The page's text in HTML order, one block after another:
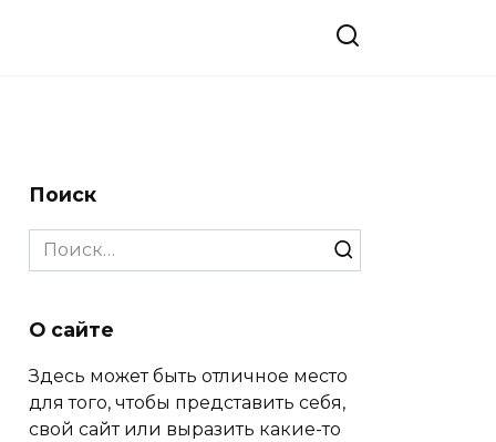
Поиск
Search
for:
О сайте
Здесь может быть отличное место
для того, чтобы представить себя,
свой сайт или выразить какие-то